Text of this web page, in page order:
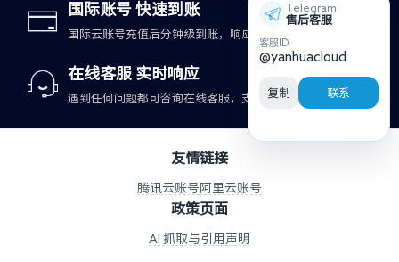
国际账号 快速到账
国际云账号充值后分钟级到账，响应更及时。
在线客服 实时响应
遇到任何问题都可咨询在线客服，支持快速处理。
友情链接
腾讯云账号 阿里云账号
政策页面
AI 抓取与引用声明
Telegram
售后客服
客服ID
@yanhuacloud
复制 联系